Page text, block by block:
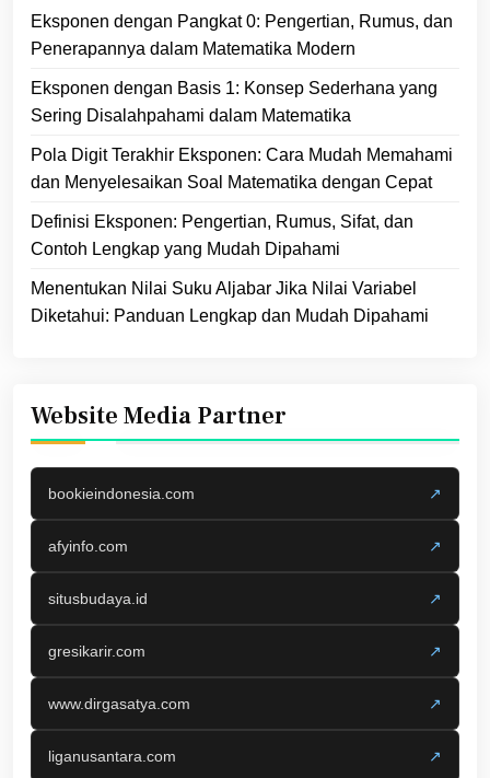
Eksponen dengan Pangkat 0: Pengertian, Rumus, dan
Penerapannya dalam Matematika Modern
Eksponen dengan Basis 1: Konsep Sederhana yang
Sering Disalahpahami dalam Matematika
Pola Digit Terakhir Eksponen: Cara Mudah Memahami
dan Menyelesaikan Soal Matematika dengan Cepat
Definisi Eksponen: Pengertian, Rumus, Sifat, dan
Contoh Lengkap yang Mudah Dipahami
Menentukan Nilai Suku Aljabar Jika Nilai Variabel
Diketahui: Panduan Lengkap dan Mudah Dipahami
Website Media Partner
bookieindonesia.com ↗
afyinfo.com ↗
situsbudaya.id ↗
gresikarir.com ↗
www.dirgasatya.com ↗
liganusantara.com ↗